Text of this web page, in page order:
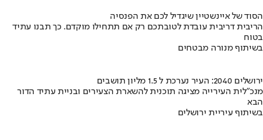
הסוד של איינשטיין שיגדיל לכם את הפנסיה
הריבית דריבית עובדת לטובתכם רק אם תתחילו מוקדם. כך תבנו עתיד
בטוח
בשיתוף מנורה מבטחים
ירושלים 2040: העיר נערכת ל 1.5 מליון תושבים
מנכ"לית העירייה מציגה תוכנית להשארת הצעירים ובניית עתיד הדור
הבא
בשיתוף עיריית ירושלים